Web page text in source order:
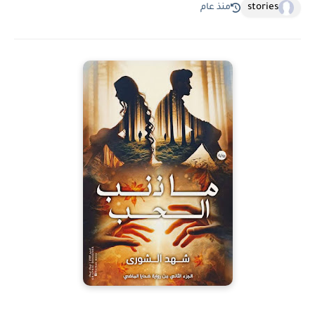
stories منذ عام